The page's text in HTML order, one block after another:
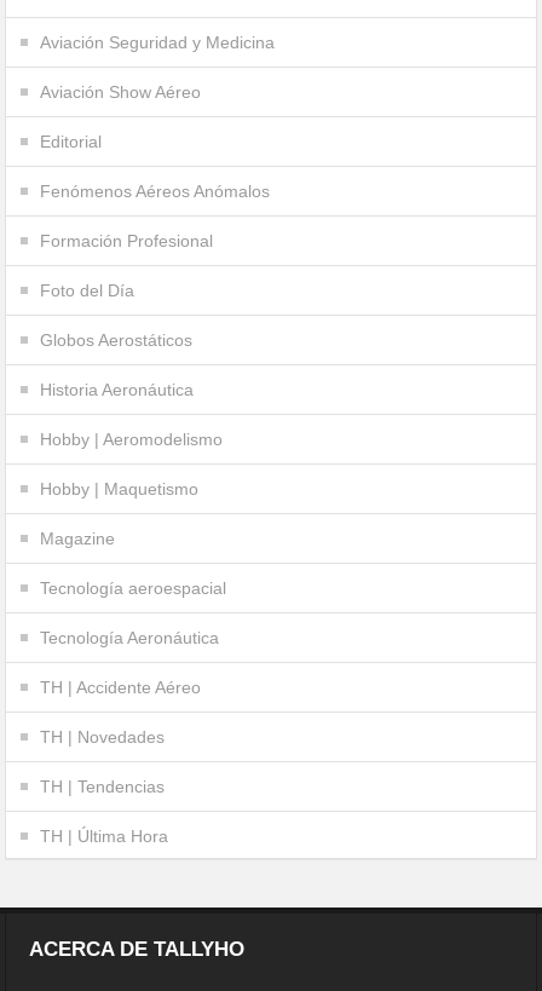
Aviación Seguridad y Medicina
Aviación Show Aéreo
Editorial
Fenómenos Aéreos Anómalos
Formación Profesional
Foto del Día
Globos Aerostáticos
Historia Aeronáutica
Hobby | Aeromodelismo
Hobby | Maquetismo
Magazine
Tecnología aeroespacial
Tecnología Aeronáutica
TH | Accidente Aéreo
TH | Novedades
TH | Tendencias
TH | Última Hora
ACERCA DE TALLYHO